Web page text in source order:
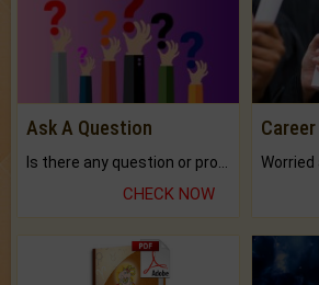
Ask A Question
CHECK NOW